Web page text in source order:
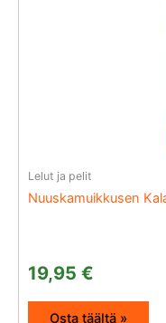
Lelut ja pelit
Nuuskamuikkusen
19,95 €
Osta täältä »